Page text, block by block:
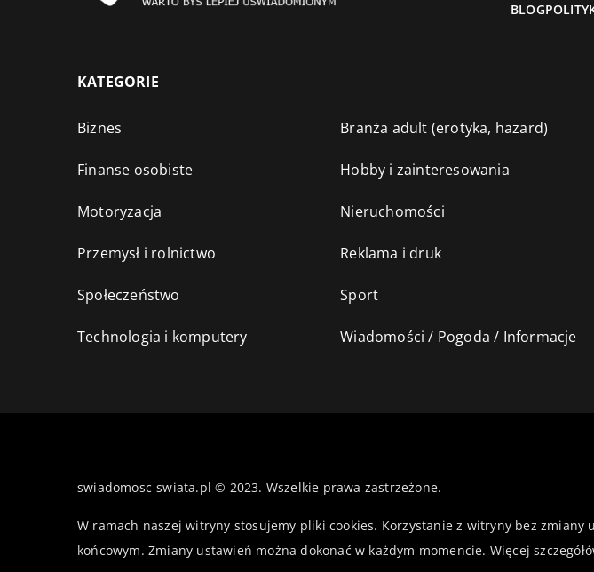
BLOG
KATEGORIE
Biznes Branża adult (erotyka, hazard)
Finanse osobiste Hobby i zainteresowania
Motoryzacja Nieruchomości
Przemysł i rolnictwo Reklama i druk
Społeczeństwo Sport
Technologia i komputery Wiadomości / Pogoda / Informacje
swiadomosc-swiata.pl © 2023. Wszelkie prawa zastrzeżone.
W ramach naszej witryny stosujemy pliki cookies. Korzystanie z witryny bez
końcowym. Zmiany ustawień można dokonać w każdym momencie. Więcej